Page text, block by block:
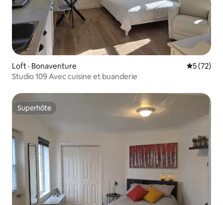
Loft · Bonaventure Note
5 (72)
Studio 109 Avec cuisine et buanderie
Superhôte
Superhôte